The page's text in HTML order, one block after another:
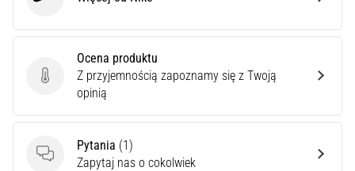
Ocena produktu
Ocena produktu
Z przyjemnością zapoznamy się z Twoją
opinią
Pytania
Pytania (1)
Zapytaj nas o cokolwiek